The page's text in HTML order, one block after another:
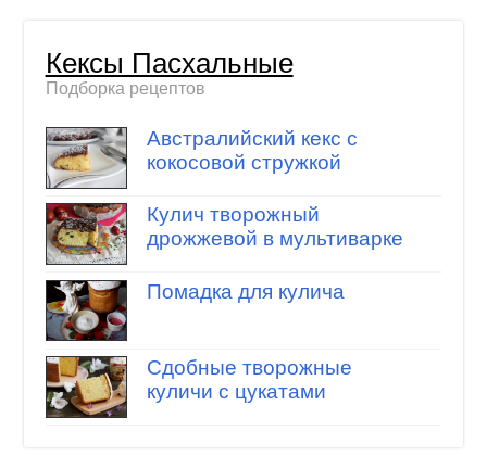
Кексы Пасхальные
Подборка рецептов
Австралийский кекс с
кокосовой стружкой
Кулич творожный
дрожжевой в мультиварке
Помадка для кулича
Сдобные творожные
куличи с цукатами